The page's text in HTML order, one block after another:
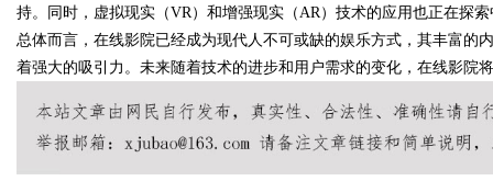
持。同时，虚拟现实（VR）和增强现实（AR）技术的应用也正在探
总体而言，在线影院已经成为现代人不可或缺的娱乐方式，其丰富的
着强大的吸引力。未来随着技术的进步和用户需求的变化，在线影院